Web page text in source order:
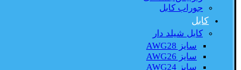
جوراب کابل
کابل
کابل شیلد دار
سایز AWG28
سایز AWG26
سایز AWG24